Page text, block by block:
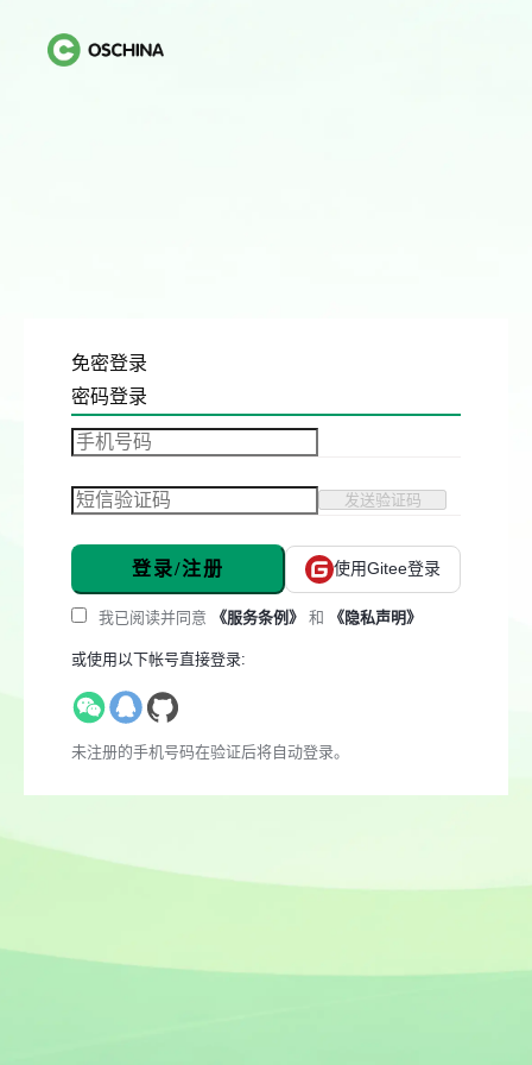
免密登录
密码登录
发送验证码
登录/注册 使用Gitee登录
我已阅读并同意 《服务条例》 和 《隐私声明》
或使用以下帐号直接登录:
未注册的手机号码在验证后将自动登录。